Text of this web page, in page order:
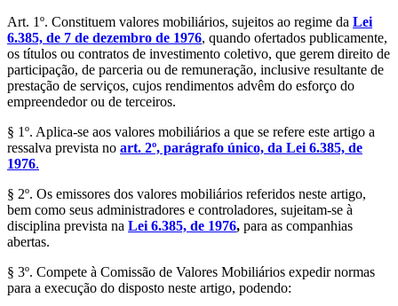
Art. 1º. Constituem valores mobiliários, sujeitos ao regime da Lei
6.385, de 7 de dezembro de 1976, quando ofertados publicamente,
os títulos ou contratos de investimento coletivo, que gerem direito de
participação, de parceria ou de remuneração, inclusive resultante de
prestação de serviços, cujos rendimentos advêm do esforço do
empreendedor ou de terceiros.
§ 1º. Aplica-se aos valores mobiliários a que se refere este artigo a
ressalva prevista no art. 2º, parágrafo único, da Lei 6.385, de
1976.
§ 2º. Os emissores dos valores mobiliários referidos neste artigo,
bem como seus administradores e controladores, sujeitam-se à
disciplina prevista na Lei 6.385, de 1976, para as companhias
abertas.
§ 3º. Compete à Comissão de Valores Mobiliários expedir normas
para a execução do disposto neste artigo, podendo: